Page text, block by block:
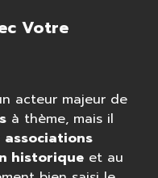
Votre
acteur majeur de
à thème, mais il
associations
historiqueet au